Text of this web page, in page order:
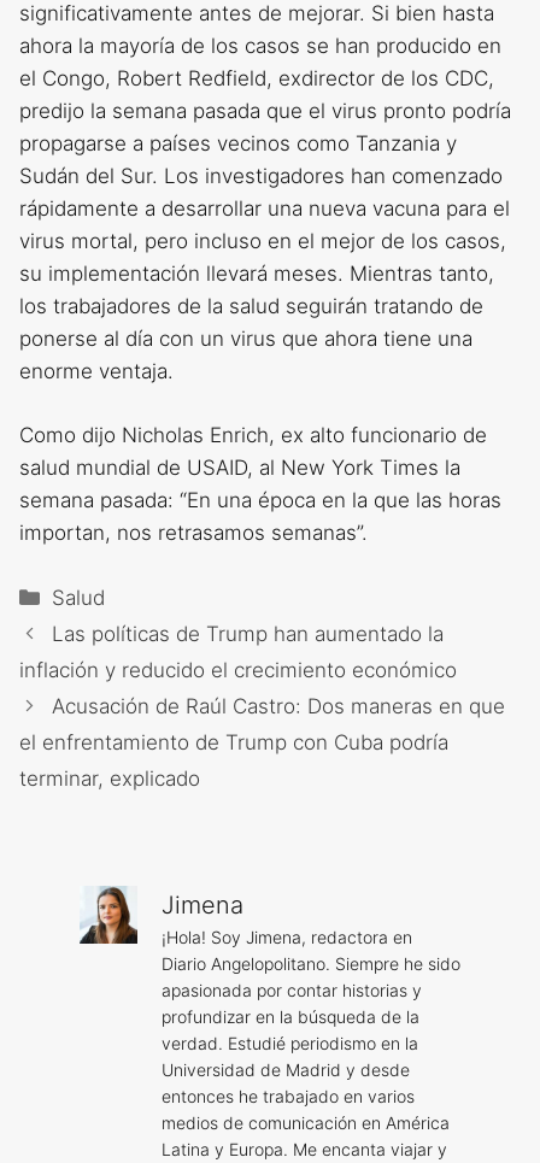
significativamente antes de mejorar. Si bien hasta
ahora la mayoría de los casos se han producido en
el Congo, Robert Redfield, exdirector de los CDC,
predijo la semana pasada que el virus pronto podría
propagarse a países vecinos como Tanzania y
Sudán del Sur. Los investigadores han comenzado
rápidamente a desarrollar una nueva vacuna para el
virus mortal, pero incluso en el mejor de los casos,
su implementación llevará meses. Mientras tanto,
los trabajadores de la salud seguirán tratando de
ponerse al día con un virus que ahora tiene una
enorme ventaja.
Como dijo Nicholas Enrich, ex alto funcionario de
salud mundial de USAID, al New York Times la
semana pasada: “En una época en la que las horas
importan, nos retrasamos semanas”.
Categorías
Salud
Las políticas de Trump han aumentado la
inflación y reducido el crecimiento económico
Acusación de Raúl Castro: Dos maneras en que
el enfrentamiento de Trump con Cuba podría
terminar, explicado
Jimena
¡Hola! Soy Jimena, redactora en
Diario Angelopolitano. Siempre he sido
apasionada por contar historias y
profundizar en la búsqueda de la
verdad. Estudié periodismo en la
Universidad de Madrid y desde
entonces he trabajado en varios
medios de comunicación en América
Latina y Europa. Me encanta viajar y